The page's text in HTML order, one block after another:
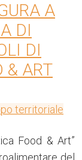
A
DI
DI
& ART
territoriale
Food & Art”
del